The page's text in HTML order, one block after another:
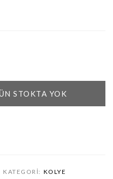
STOKTA YOK
KATEGORI: KOLYE